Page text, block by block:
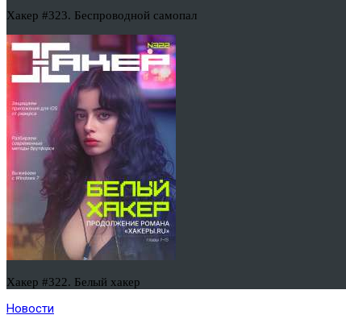
Хакер #323. Беспроводной самопал
Хакер #322. Белый хакер
Новости